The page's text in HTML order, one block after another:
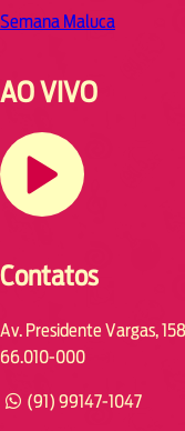
Semana Maluca
AO VIVO
Contatos
Av. Presidente Vargas,
66.010-000
(91) 99147-1047